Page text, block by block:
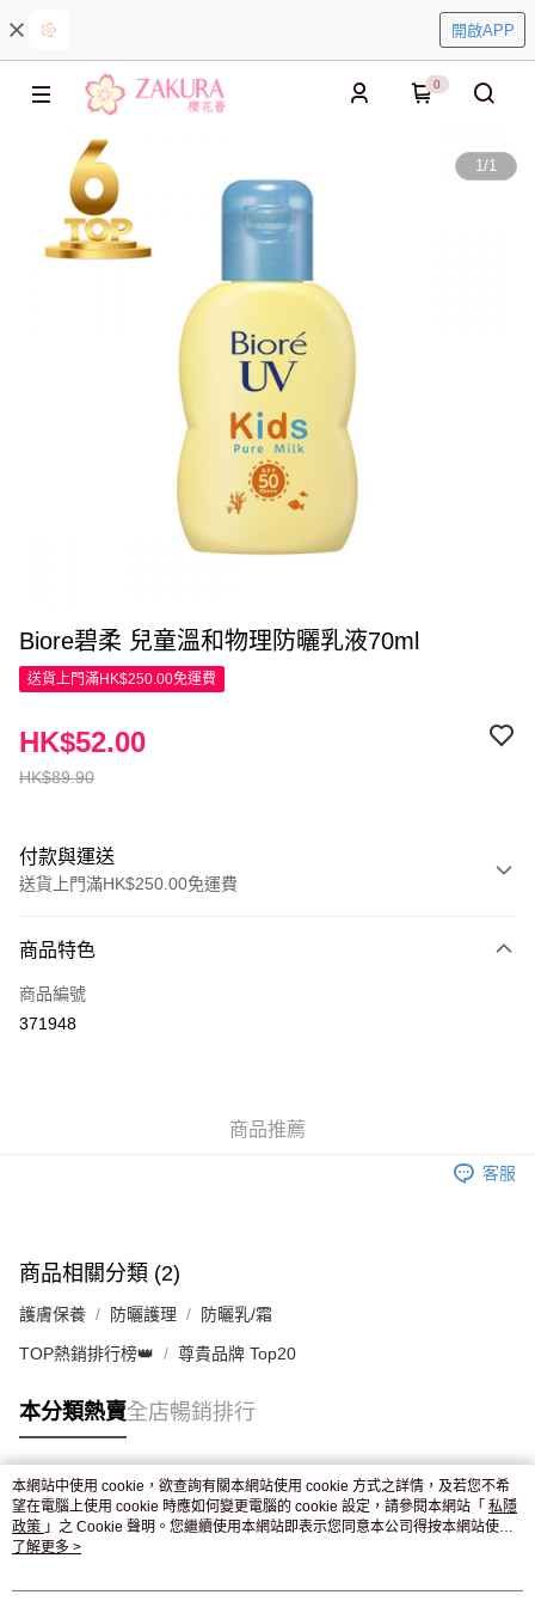
開啟APP
0
1/1
Biore碧柔 兒童溫和物理防曬乳液70ml
送貨上門滿HK$250.00免運費
HK$89.90
HK$52.00
付款與運送
送貨上門滿HK$250.00免運費
信用卡
Apple Pay
付款後門市自取，訂單確認後2-4個工作天到店，7天內取。逾期後
商品特色
商品編號
371948
商品推薦
客服
商品相關分類 (2)
護膚保養 防曬護理 防曬乳/霜
TOP熱銷排行榜👑 尊貴品牌 Top20
本分類熱賣全店暢銷排行
熱門標籤
熱銷排行
本網站中使用 cookie，欲查詢有關本網站使用 cookie 方式之詳情，及若您不希
望在電腦上使用 cookie 時應如何變更電腦的 cookie 設定，請參閱本網站「 私隱
政策 」之 Cookie 聲明。您繼續使用本網站即表示您同意本公司得按本網站使用
條款之 Cookie 聲明使用 cookie。
了解更多 >